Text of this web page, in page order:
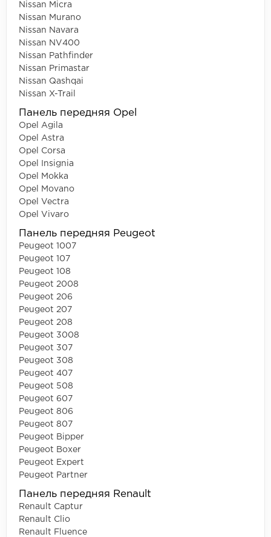
Nissan Micra
Nissan Murano
Nissan Navara
Nissan NV400
Nissan Pathfinder
Nissan Primastar
Nissan Qashqai
Nissan X-Trail
Панель передняя Opel
Opel Agila
Opel Astra
Opel Corsa
Opel Insignia
Opel Mokka
Opel Movano
Opel Vectra
Opel Vivaro
Панель передняя Peugeot
Peugeot 1007
Peugeot 107
Peugeot 108
Peugeot 2008
Peugeot 206
Peugeot 207
Peugeot 208
Peugeot 3008
Peugeot 307
Peugeot 308
Peugeot 407
Peugeot 508
Peugeot 607
Peugeot 806
Peugeot 807
Peugeot Bipper
Peugeot Boxer
Peugeot Expert
Peugeot Partner
Панель передняя Renault
Renault Captur
Renault Clio
Renault Fluence